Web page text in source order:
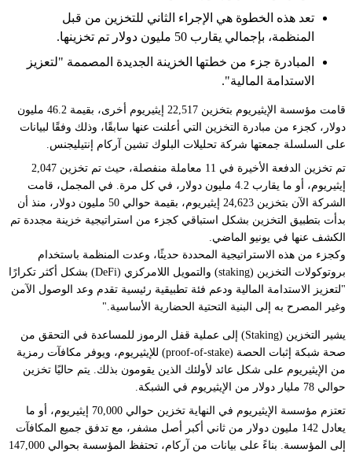
تعد هذه الخطوة هي الإجراء الثاني للتخزين من قبل
المنظمة، بإجمالي يقارب 50 مليون دولار تم تخزينها.
المبادرة جزء من خطتها الخزينة الجديدة المصممة "لتعزيز
الاستدامة المالية".
قامت مؤسسة الإيثيريوم
بتخزين 22,517 إيثيريوم أخرى، بقيمة 46.2 مليون
دولار، كجزء من مبادرة التخزين التي أعلنت عنها سابقًا، وذلك وفقًا لبيانات
على السلسلة جمعتها شركة تحليلات البلوك تشين آركام إنتيليجنس.
تم تخزين الدفعة الأخيرة في 11 معاملة منفصلة
، حيث تم تخزين 2,047
إيثيريوم، أو ما يقارب 4.2 مليون دولار، في كل مرة. في المجمل، قامت
الشركة الآن بتخزين 24,623 إيثيريوم، بقيمة حوالي 50 مليون دولار، منذ أن
بدأت بتطبيق التخزين بشكل استباقي كجزء من
استراتيجية خزينة مجددة تم
الكشف عنها في يونيو الماضي.
وكجزء من هذه الاستراتيجية المحددة حديثًا، وعدت المنظمة باستخدام
بروتوكولات التخزين (staking) والتمويل اللامركزي (DeFi) بشكل أكثر تكرارًا
"لتعزيز الاستدامة المالية ودعم فئة تطبيقية رئيسية تقدم وعد الوصول الآمن
وغير المصرح به إلى البنية التحتية الحضارية الأساسية."
يشير التخزين (Staking) إلى عملية قفل الرموز للمساعدة في التحقق من
صحة شبكة إثبات الحصة (proof-of-stake) للإيثيريوم، ويوفر مكافآت رمزية
من الإيثيريوم على شكل عائد لأولئك الذين يقومون بذلك. يتم حاليًا تخزين
حوالي 78 مليار دولار من الإيثيريوم في الشبكة.
تعتزم مؤسسة الإيثيريوم في النهاية تخزين حوالي 70,000 إيثيريوم، أو ما
يعادل 142 مليون دولار من ثاني أكبر أصل مشفر، مع تدفق جميع المكافآت
إلى المؤسسة. بناءً على بيانات من آركام
، تحتفظ المؤسسة بحوالي 147,000